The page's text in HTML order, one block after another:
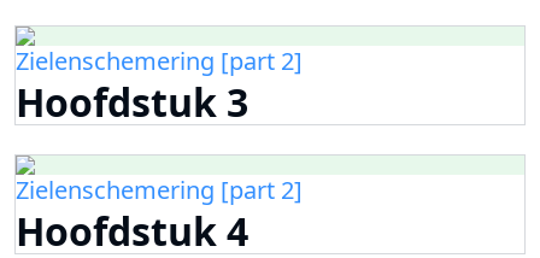
Zielenschemering [part 2]
Hoofdstuk 3
Zielenschemering [part 2]
Hoofdstuk 4